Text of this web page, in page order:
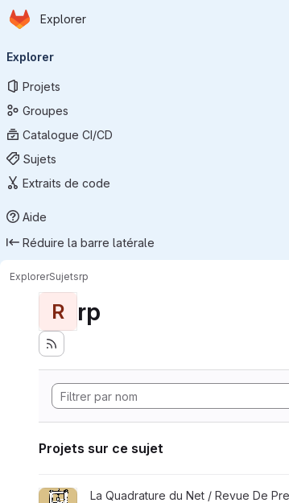
Passer au contenu principal
Page d'accueil
Explorer
principale
Explorer
Projets
Groupes
Catalogue CI/CD
Sujets
Extraits de code
Aide
Réduire la barre latérale
ExplorerSujetsrp
R rp
Projets sur ce sujet
Afficher le projet Revue de Press
La Quadrature du Net / Revue De